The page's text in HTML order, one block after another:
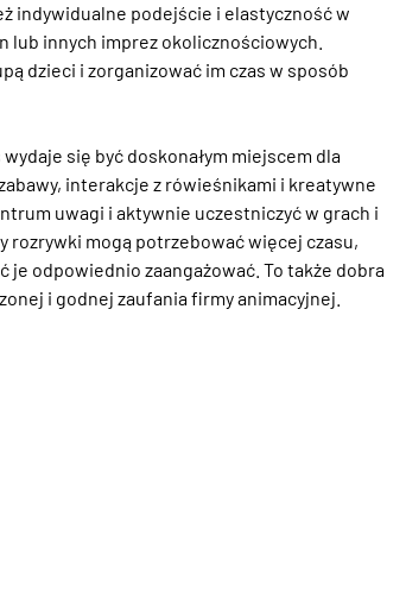
indywidualne podejście i elastyczność w
lub innych imprez okolicznościowych.
dzieci i zorganizować im czas w sposób
się być doskonałym miejscem dla
interakcje z rówieśnikami i kreatywne
uwagi i aktywnie uczestniczyć w grach i
rozrywki mogą potrzebować więcej czasu,
odpowiednio zaangażować. To także dobra
i godnej zaufania firmy animacyjnej.